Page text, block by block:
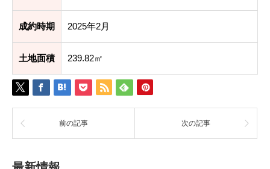
成約時期 2025年2月
土地面積 239.82㎡
前の記事 次の記事